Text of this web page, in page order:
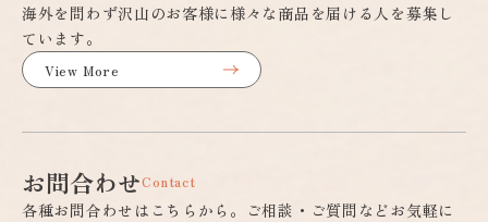
海外を問わず沢山のお客様に様々な商品を届ける人を募集し
ています。
View More
お問合わせContact
各種お問合わせはこちらから。ご相談・ご質問などお気軽に